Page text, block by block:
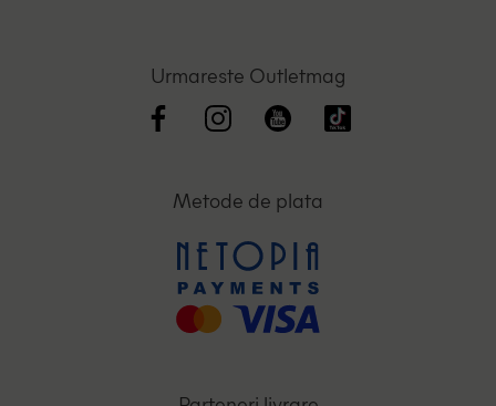
Urmareste Outletmag
Metode de plata